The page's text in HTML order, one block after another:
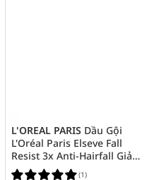
L'OREAL PARIS Dầu Gội
L'Oréal Paris Elseve Fall
Resist 3x Anti-Hairfall Giảm
Gãy Rụng Tóc 620ml
(1)